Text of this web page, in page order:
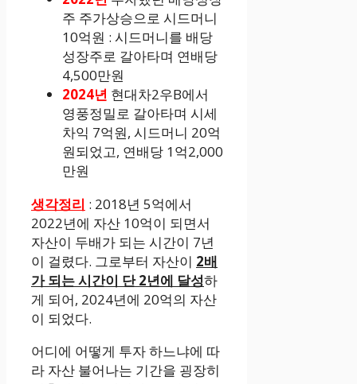
주 주가상승으로 시드머니
10억원 : 시드머니를 배당
성장주로 갈아타며 연배당
4,500만원
2024년 현대차2우B에서
영풍정밀로 갈아타며 시세
차익 7억원, 시드머니 20억
원되었고, 연배당 1억2,000
만원
생각정리 : 2018년 5억에서
2022년에 자산 10억이 되면서
자산이 두배가 되는 시간이 7년
이 걸렸다. 그로부터 자산이 2배
가 되는 시간이 단 2년에 달성하
게 되어, 2024년에 20억의 자산
이 되었다.
어디에 어떻게 투자 하느냐에 따
라 자산 불어나는 기간을 굉장히